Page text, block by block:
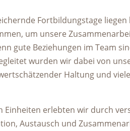
Fortbildungstage
um unsere
gute Beziehungen im Team
wurden wir dabei von
Haltung und
Einheiten erlebten wir durch
Austausch und